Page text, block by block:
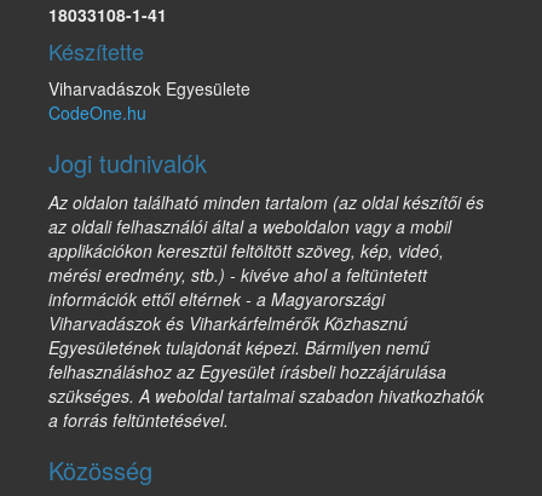
18033108-1-41
Készítette
Viharvadászok Egyesülete
CodeOne.hu
Jogi tudnivalók
Az oldalon található minden tartalom (az oldal készítői és
az oldali felhasználói által a weboldalon vagy a mobil
applikációkon keresztül feltöltött szöveg, kép, videó,
mérési eredmény, stb.) - kivéve ahol a feltüntetett
információk ettől eltérnek - a Magyarországi
Viharvadászok és Viharkárfelmérők Közhasznú
Egyesületének tulajdonát képezi. Bármilyen nemű
felhasználáshoz az Egyesület írásbeli hozzájárulása
szükséges. A weboldal tartalmai szabadon hivatkozhatók
a forrás feltüntetésével.
Közösség